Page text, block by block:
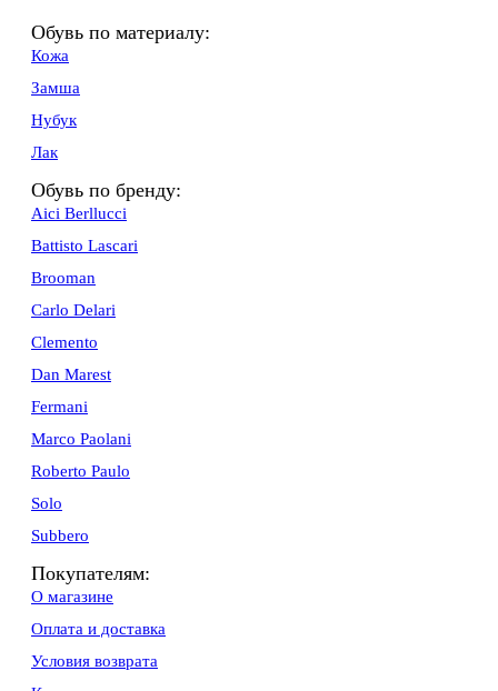
Обувь по материалу:
Кожа
Замша
Нубук
Лак
Обувь по бренду:
Aici Berllucci
Battisto Lascari
Brooman
Carlo Delari
Clemento
Dan Marest
Fermani
Marco Paolani
Roberto Paulo
Solo
Subbero
Покупателям:
О магазине
Оплата и доставка
Условия возврата